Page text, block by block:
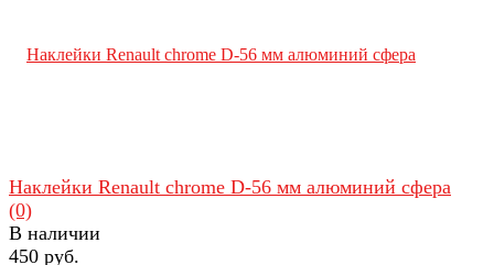
Наклейки Renault chrome D-56 мм алюминий сфера
(0)
В наличии
450 руб.